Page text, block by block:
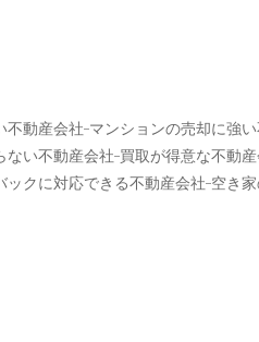
不動産会社 マンションの売却に強
ない不動産会社 買取が得意な不動
ックに対応できる不動産会社 空き